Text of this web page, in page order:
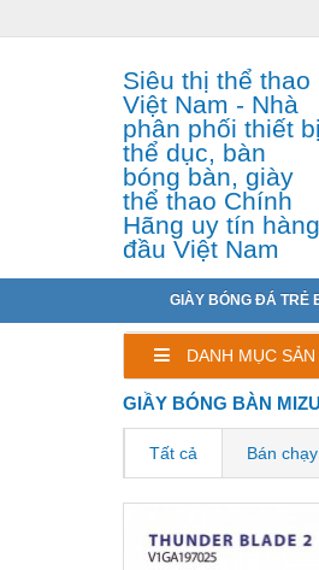
Siêu thị thể thao
Việt Nam - Nhà
phân phối thiết bị
thể dục, bàn
bóng bàn, giày
thể thao Chính
Hãng uy tín hàng
đầu Việt Nam
GIÀY BÓNG ĐÁ TRẺ
DANH MỤC SẢN
GIẦY BÓNG BÀN
Tất cả Bán chạy